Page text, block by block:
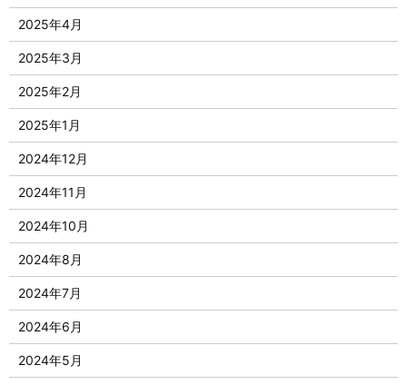
2025年4月
2025年3月
2025年2月
2025年1月
2024年12月
2024年11月
2024年10月
2024年8月
2024年7月
2024年6月
2024年5月